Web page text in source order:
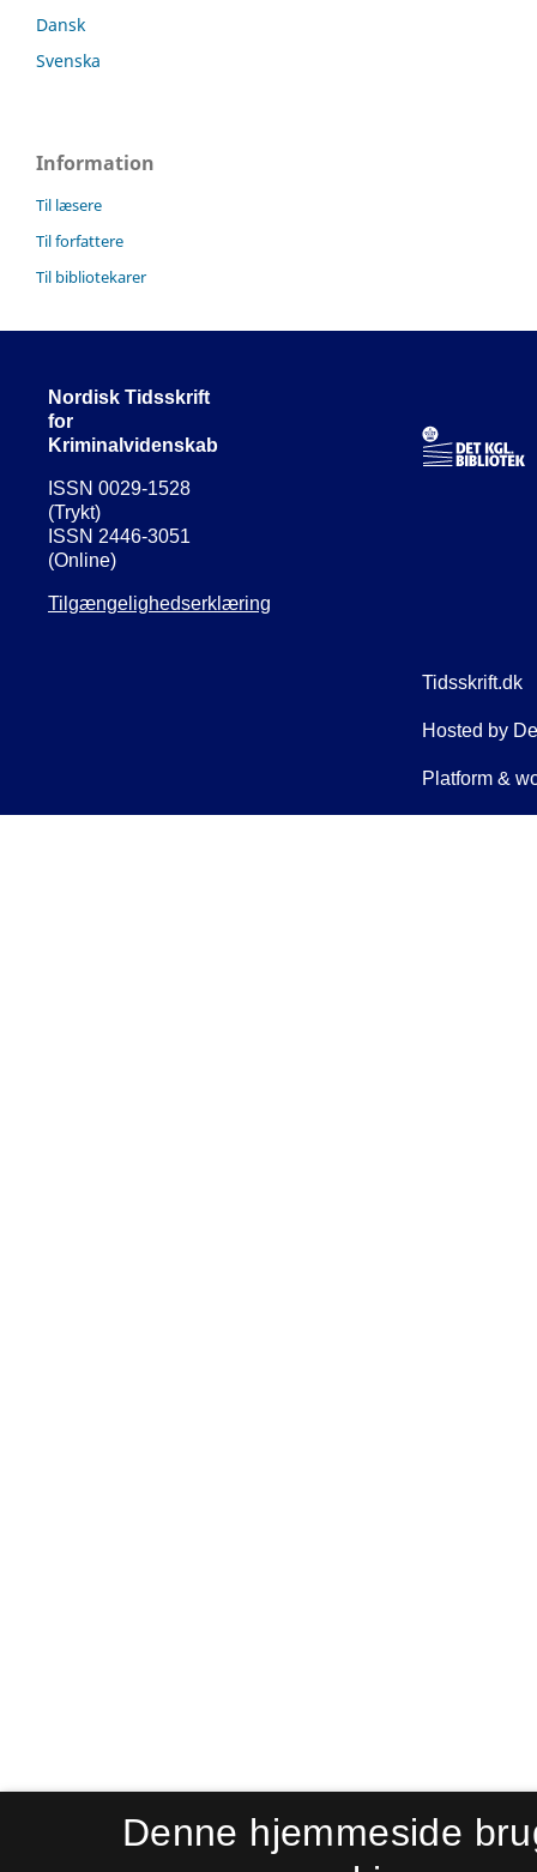
Dansk
Svenska
Information
Til læsere
Til forfattere
Til bibliotekarer
Nordisk Tidsskrift
for
Kriminalvidenskab
ISSN 0029-1528
(Trykt)
ISSN 2446-3051
(Online)
Tilgængelighedserklæring
Denne hjemmeside